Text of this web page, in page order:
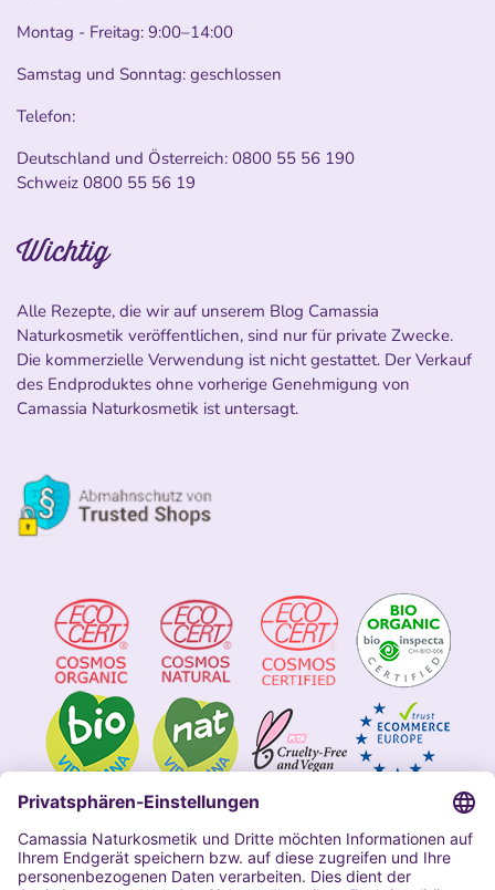
Montag - Freitag: 9:00–14:00
Samstag und Sonntag: geschlossen
Telefon:
Deutschland und Österreich: 0800 55 56 190
Schweiz 0800 55 56 19
Wichtig
Alle Rezepte, die wir auf unserem Blog Camassia
Naturkosmetik veröffentlichen, sind nur für private Zwecke.
Die kommerzielle Verwendung ist nicht gestattet. Der Verkauf
des Endproduktes ohne vorherige Genehmigung von
Camassia Naturkosmetik ist untersagt.
Impressum
Allgemeine Geschäftsbedingungen